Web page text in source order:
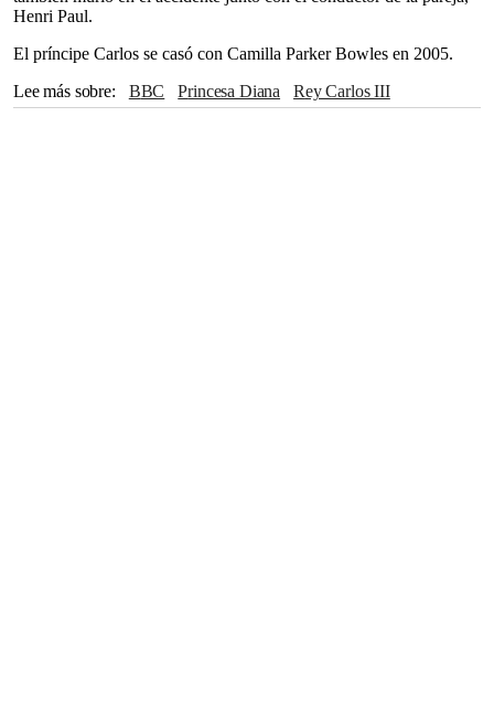
Henri Paul.
El príncipe Carlos se casó con Camilla Parker Bowles en 2005.
Lee más sobre
BBC Princesa Diana
Rey Carlos III